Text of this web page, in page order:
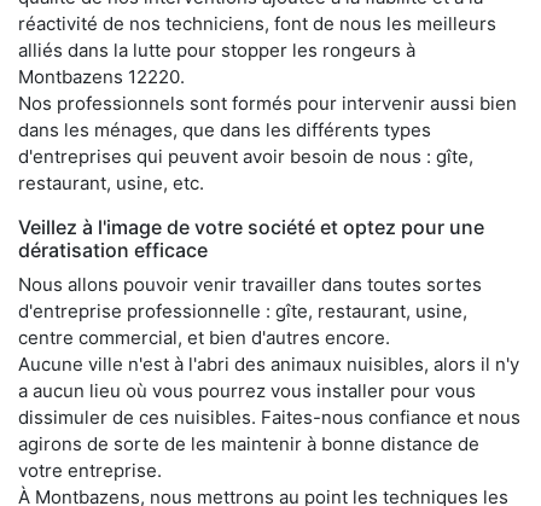
réactivité de nos techniciens, font de nous les meilleurs
alliés dans la lutte pour stopper les rongeurs à
Montbazens 12220.
Nos professionnels sont formés pour intervenir aussi bien
dans les ménages, que dans les différents types
d'entreprises qui peuvent avoir besoin de nous : gîte,
restaurant, usine, etc.
Veillez à l'image de votre société et optez pour une
dératisation efficace
Nous allons pouvoir venir travailler dans toutes sortes
d'entreprise professionnelle : gîte, restaurant, usine,
centre commercial, et bien d'autres encore.
Aucune ville n'est à l'abri des animaux nuisibles, alors il n'y
a aucun lieu où vous pourrez vous installer pour vous
dissimuler de ces nuisibles. Faites-nous confiance et nous
agirons de sorte de les maintenir à bonne distance de
votre entreprise.
À Montbazens, nous mettrons au point les techniques les